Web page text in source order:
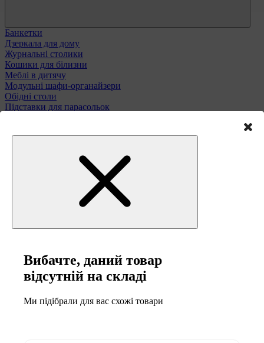
Банкетки
Дзеркала для дому
Журнальні столики
Кошики для білизни
Меблі в дитячу
Модульні шафи-органайзери
Обідні столи
Підставки для парасольок
Туалетні столики
Вибачте, даний товар
відсутній на складі
Ми підібрали для вас схожі товари